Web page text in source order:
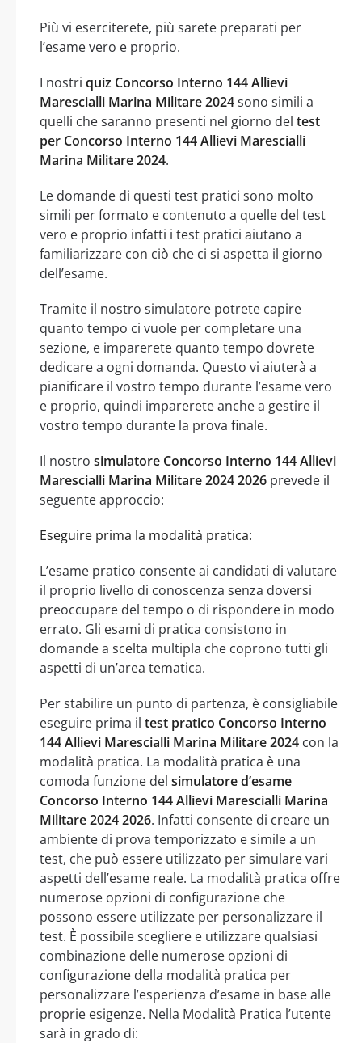
Più vi eserciterete, più sarete preparati per
l’esame vero e proprio.
I nostri quiz Concorso Interno 144 Allievi
Marescialli Marina Militare 2024sono simili a
quelli che saranno presenti nel giorno del test
per Concorso Interno 144 Allievi Marescialli
Marina Militare 2024.
Le domande di questi test pratici sono molto
simili per formato e contenuto a quelle del test
vero e proprio infatti i test pratici aiutano a
familiarizzare con ciò che ci si aspetta il giorno
dell’esame.
Tramite il nostro simulatore potrete capire
quanto tempo ci vuole per completare una
sezione, e imparerete quanto tempo dovrete
dedicare a ogni domanda. Questo vi aiuterà a
pianificare il vostro tempo durante l’esame vero
e proprio, quindi imparerete anche a gestire il
vostro tempo durante la prova finale.
Il nostro simulatore Concorso Interno 144 Allievi
Marescialli Marina Militare 2024 2026 prevede il
seguente approccio:
Eseguire prima la modalità pratica:
L’esame pratico consente ai candidati di valutare
il proprio livello di conoscenza senza doversi
preoccupare del tempo o di rispondere in modo
errato. Gli esami di pratica consistono in
domande a scelta multipla che coprono tutti gli
aspetti di un’area tematica.
Per stabilire un punto di partenza, è consigliabile
eseguire prima il test pratico Concorso Interno
144 Allievi Marescialli Marina Militare 2024 con la
modalità pratica. La modalità pratica è una
comoda funzione del simulatore d’esame
Concorso Interno 144 Allievi Marescialli Marina
Militare 2024 2026. Infatti consente di creare un
ambiente di prova temporizzato e simile a un
test, che può essere utilizzato per simulare vari
aspetti dell’esame reale. La modalità pratica offre
numerose opzioni di configurazione che
possono essere utilizzate per personalizzare il
test. È possibile scegliere e utilizzare qualsiasi
combinazione delle numerose opzioni di
configurazione della modalità pratica per
personalizzare l’esperienza d’esame in base alle
proprie esigenze. Nella Modalità Pratica l’utente
sarà in grado di: